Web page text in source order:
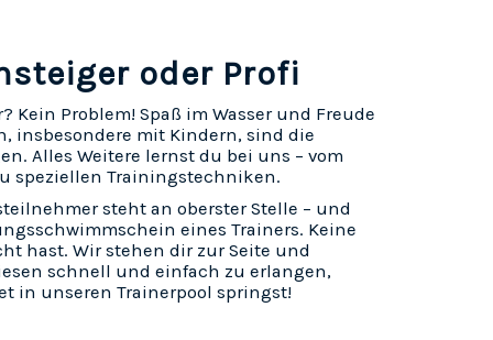
oder Profi
Kein Problem! Spaß im Wasser und Freude
insbesondere mit Kindern, sind die
Alles Weitere lernst du bei uns – vom
speziellen Trainingstechniken.
steht an oberster Stelle – und
eines Trainers. Keine
hast. Wir stehen dir zur Seite und
schnell und einfach zu erlangen,
in unseren Trainerpool springst!